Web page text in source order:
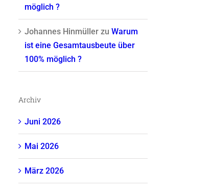
möglich ?
Johannes Hinmüller zu Warum
ist eine Gesamtausbeute über
100% möglich ?
Archiv
Juni 2026
Mai 2026
März 2026